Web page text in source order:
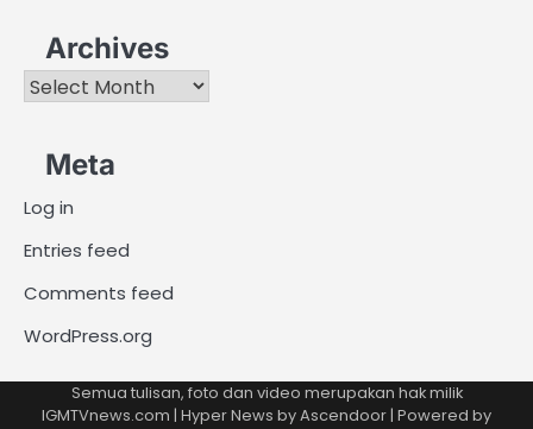
Archives
Archives
Meta
Log in
Entries feed
Comments feed
WordPress.org
Semua tulisan, foto dan video merupakan hak milik
IGMTVnews.com | Hyper News byAscendoor| Powered by